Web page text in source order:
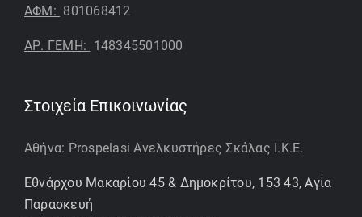
ΑΦΜ: 801068412
ΑΡ. ΓΕΜΗ: 148345501000
Στοιχεία Επικοινωνίας
Αθήνα: Prospelasi Ανελκυστήρες Σκάλας Ι.Κ.Ε.
Εθνάρχου Μακαρίου 45 & Δημοκρίτου, 153 43, Αγία
Παρασκευή